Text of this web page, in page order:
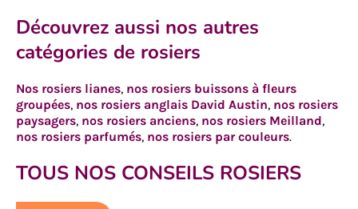
Découvrez aussi nos autres
catégories de rosiers
Nos rosiers lianes, nos rosiers buissons à fleurs
groupées, nos rosiers anglais David Austin, nos rosiers
paysagers, nos rosiers anciens, nos rosiers Meilland,
nos rosiers parfumés, nos rosiers par couleurs.
TOUS NOS CONSEILS ROSIERS